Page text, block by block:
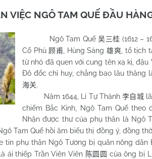
VIỆC NGÔ TAM QUẾ ĐẦU
Ngô Tam Quế吴三桂 (1612 –
Cố Phủ 顾甫 , Hùng Sảng雄爽 , tổ tịch
từ nhỏ đã quen với cung tên xạ kị,
Đô đốc chỉ huy, chẳng bao lâu thăng
海关.
Năm 1644, Lí Tự Thành李自城
chiếm Bắc Kinh, Ngô Tam Quế
Nhận được thư của phụ thân là Ngô
Ngô Tam Quế hồi âm biểu thị đồng ý, đồng
tin phụ thân Ngô Tương bị quân nông dân
ái thiếp Trần Viên Viên 陈圆圆 của ông bị